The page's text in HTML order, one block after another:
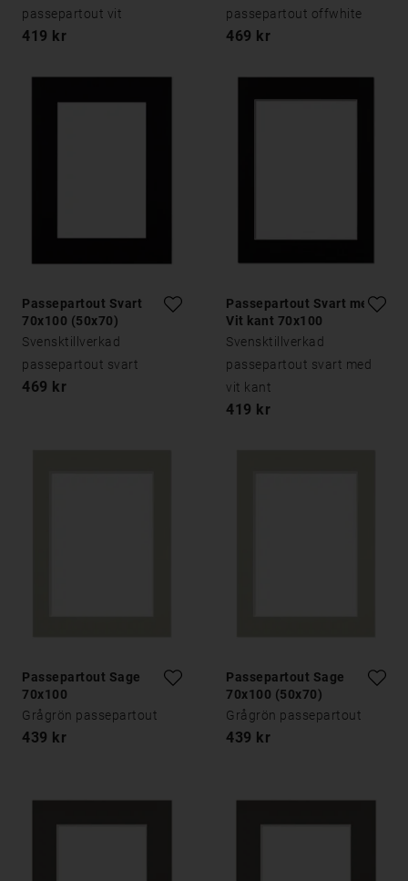
passepartout vit
419 kr
passepartout offwhite
469 kr
Passepartout Svart
70x100 (50x70)
Svensktillverkad
passepartout svart
469 kr
Passepartout Svart med
Vit kant 70x100
Svensktillverkad
passepartout svart med
vit kant
419 kr
Passepartout Sage
70x100
Grågrön passepartout
439 kr
Passepartout Sage
70x100 (50x70)
Grågrön passepartout
439 kr